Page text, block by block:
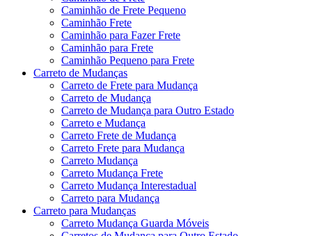
Caminhão de Frete Pequeno
Caminhão Frete
Caminhão para Fazer Frete
Caminhão para Frete
Caminhão Pequeno para Frete
Carreto de Mudanças
Carreto de Frete para Mudança
Carreto de Mudança
Carreto de Mudança para Outro Estado
Carreto e Mudança
Carreto Frete de Mudança
Carreto Frete para Mudança
Carreto Mudança
Carreto Mudança Frete
Carreto Mudança Interestadual
Carreto para Mudança
Carreto para Mudanças
Carreto Mudança Guarda Móveis